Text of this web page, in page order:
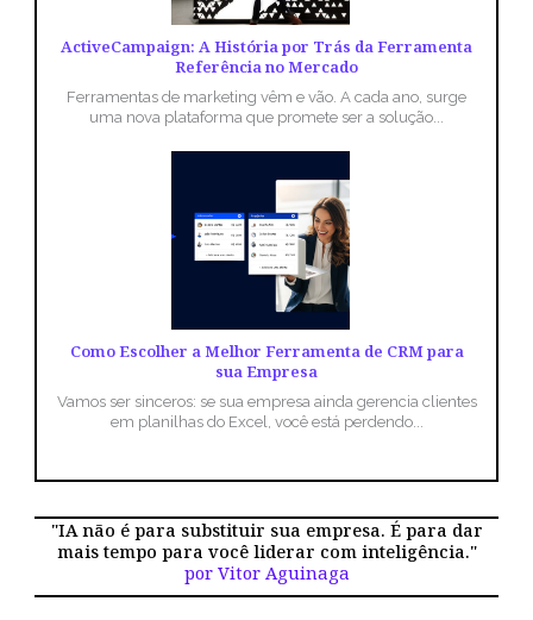
ActiveCampaign: A História por Trás da Ferramenta
Referência no Mercado
Ferramentas de marketing vêm e vão. A cada ano, surge
uma nova plataforma que promete ser a solução...
Como Escolher a Melhor Ferramenta de CRM para
sua Empresa
Vamos ser sinceros: se sua empresa ainda gerencia clientes
em planilhas do Excel, você está perdendo...
"IA não é para substituir sua empresa. É para dar
mais tempo para você liderar com inteligência."
por Vitor Aguinaga